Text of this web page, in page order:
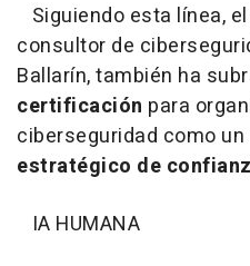
Siguiendo esta línea,
consultor de
Ballarín, también ha
certificación para
ciberseguridad como un
estratégico de
IA HUMANA